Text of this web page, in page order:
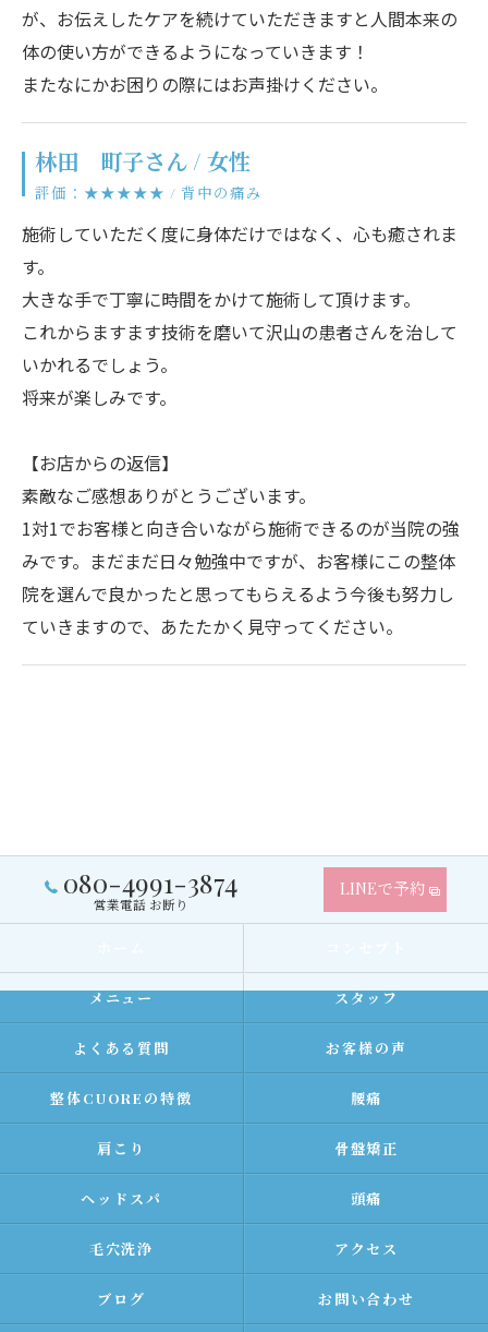
が、お伝えしたケアを続けていただきますと人間本来の
体の使い方ができるようになっていきます！
またなにかお困りの際にはお声掛けください。
林田 町子さん / 女性
評価：★★★★★ / 背中の痛み
施術していただく度に身体だけではなく、心も癒されま
す。
大きな手で丁寧に時間をかけて施術して頂けます。
これからますます技術を磨いて沢山の患者さんを治して
いかれるでしょう。
将来が楽しみです。
【お店からの返信】
素敵なご感想ありがとうございます。
1対1でお客様と向き合いながら施術できるのが当院の強
みです。まだまだ日々勉強中ですが、お客様にこの整体
院を選んで良かったと思ってもらえるよう今後も努力し
ていきますので、あたたかく見守ってください。
080-4991-3874
営業電話 お断り
LINEで予約
メニュー スタッフ
よくある質問 お客様の声
整体CUOREの特徴 腰痛
肩こり 骨盤矯正
ヘッドスパ 頭痛
毛穴洗浄 アクセス
ブログ お問い合わせ